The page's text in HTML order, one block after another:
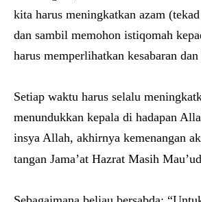
kita harus meningkatkan azam
dan sambil memohon istiqomah
harus memperlihatkan kesabaran dan
Setiap waktu harus selalu
menundukkan kepala di hadapan
insya Allah, akhirnya kemenangan
tangan Jama’at Hazrat Masih Mau’ud